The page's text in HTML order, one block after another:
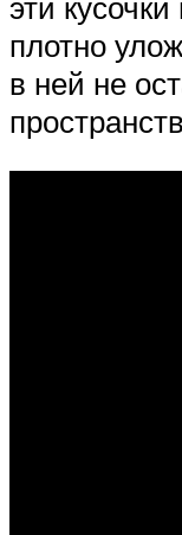
плотно
в ней не